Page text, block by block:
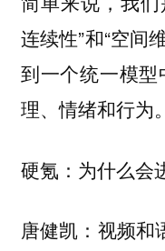
连续性”和“空间
到一个统一模
理、情绪和行为。
硬氪：为什么会
唐健凯： 视频和